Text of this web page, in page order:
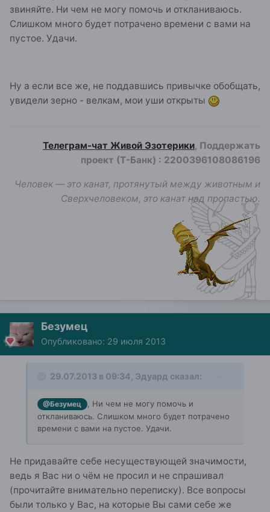
звиняйте. Ни чем не могу помочь и откланиваюсь.
Слишком много будет потрачено времени с вами на
пустое. Удачи.
Ну а если все же, не поддавшись привычке обобщать,
увидели зерно - велкам, мои уши открыты
Телеграм-чат Живой Эзотерики, Поддержать
проект (Т-Банк) : 2200396108086196
Человек — это канат, протянутый между животным и
Сверхчеловеком, это канат над пропастью.
Безумец
Опубликовано: 29 июля 2013
29.07.2013 в 09:34, Эдуард сказал:
@Безумец
, Ни чем не могу помочь и
откланиваюсь. Слишком много будет потрачено
времени с вами на пустое. Удачи.
Не придавайте себе несуществующей значимости,
ведь я Вас ни о чём не просил и не спрашивал
(прочитайте внимательно переписку). Все вопросы
были только у Вас, на которые Вы сами себе же